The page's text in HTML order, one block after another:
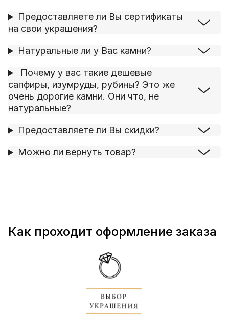
Предоставляете ли Вы сертификаты
на свои украшения?
Натуральные ли у Вас камни?
Почему у вас такие дешевые
сапфиры, изумруды, рубины? Это же
очень дорогие камни. Они что, не
натуральные?
Предоставляете ли Вы скидки?
Можно ли вернуть товар?
Как проходит оформление заказа